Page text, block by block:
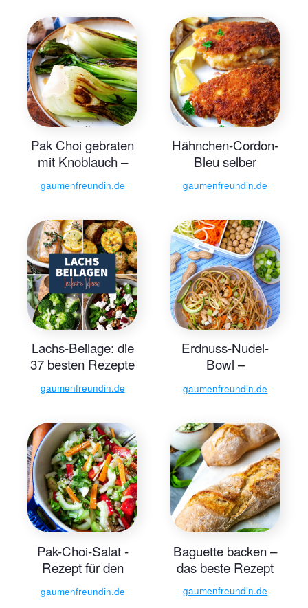
Pak Choi gebraten
mit Knoblauch –
ganz einfach
gaumenfreundin.de
Hähnchen-Cordon-
Bleu selber
machen
gaumenfreundin.de
Lachs-Beilage: die
37 besten Rezepte
gaumenfreundin.de
Erdnuss-Nudel-
Bowl –
gaumenfreundin.de
Pak-Choi-Salat -
Rezept für den
besten Asiasalat
gaumenfreundin.de
Baguette backen –
das beste Rezept
gaumenfreundin.de